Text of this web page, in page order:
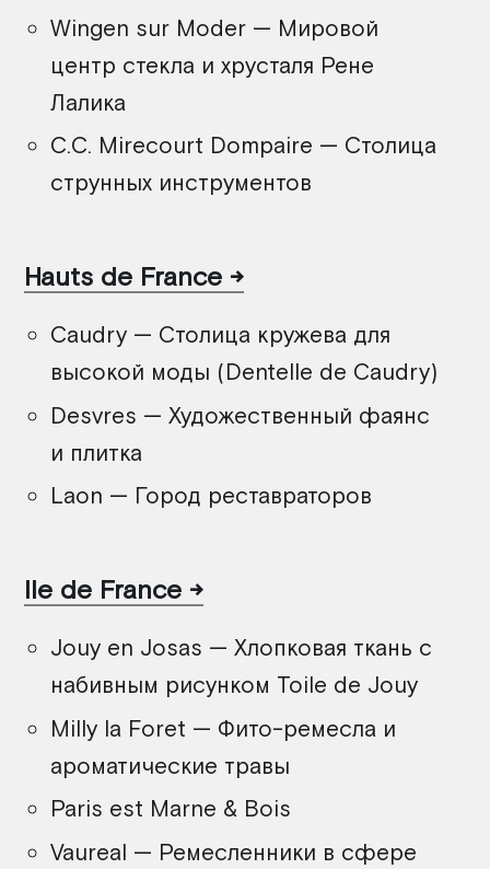
Wingen sur Moder — Мировой
центр стекла и хрусталя Рене
Лалика
C.C. Mirecourt Dompaire — Столица
струнных инструментов
Hauts de France
Caudry — Столица кружева для
высокой моды (Dentelle de Caudry)
Desvres — Художественный фаянс
и плитка
Laon — Город реставраторов
Ile de France
Jouy en Josas — Хлопковая ткань с
набивным рисунком Toile de Jouy
Milly la Foret — Фито-ремесла и
ароматические травы
Paris est Marne & Bois
Vaureal — Ремесленники в сфере